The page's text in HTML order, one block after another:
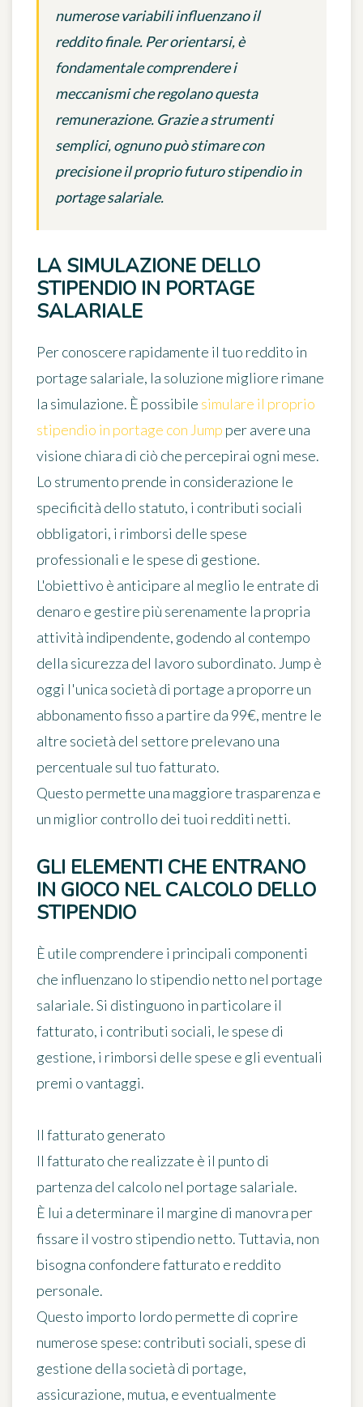
numerose variabili influenzano il
reddito finale. Per orientarsi, è
fondamentale comprendere i
meccanismi che regolano questa
remunerazione. Grazie a strumenti
semplici, ognuno può stimare con
precisione il proprio futuro stipendio in
portage salariale.
LA SIMULAZIONE DELLO
STIPENDIO IN PORTAGE
SALARIALE
Per conoscere rapidamente il tuo reddito in
portage salariale, la soluzione migliore rimane
la simulazione. È possibile simulare il proprio
stipendio in portage con Jump per avere una
visione chiara di ciò che percepirai ogni mese.
Lo strumento prende in considerazione le
specificità dello statuto, i contributi sociali
obbligatori, i rimborsi delle spese
professionali e le spese di gestione.
L'obiettivo è anticipare al meglio le entrate di
denaro e gestire più serenamente la propria
attività indipendente, godendo al contempo
della sicurezza del lavoro subordinato. Jump è
oggi l'unica società di portage a proporre un
abbonamento fisso a partire da 99€, mentre le
altre società del settore prelevano una
percentuale sul tuo fatturato.
Questo permette una maggiore trasparenza e
un miglior controllo dei tuoi redditi netti.
GLI ELEMENTI CHE ENTRANO
IN GIOCO NEL CALCOLO DELLO
STIPENDIO
È utile comprendere i principali componenti
che influenzano lo stipendio netto nel portage
salariale. Si distinguono in particolare il
fatturato, i contributi sociali, le spese di
gestione, i rimborsi delle spese e gli eventuali
premi o vantaggi.
Il fatturato generato
Il fatturato che realizzate è il punto di
partenza del calcolo nel portage salariale.
È lui a determinare il margine di manovra per
fissare il vostro stipendio netto. Tuttavia, non
bisogna confondere fatturato e reddito
personale.
Questo importo lordo permette di coprire
numerose spese: contributi sociali, spese di
gestione della società di portage,
assicurazione, mutua, e eventualmente